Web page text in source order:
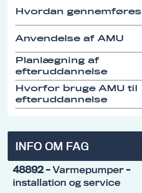
Hvordan gennemføres
Anvendelse af AMU
Planlægning af
efteruddannelse
Hvorfor bruge AMU til
efteruddannelse
INFO OM FAG
48892- Varmepumper -
installation og service